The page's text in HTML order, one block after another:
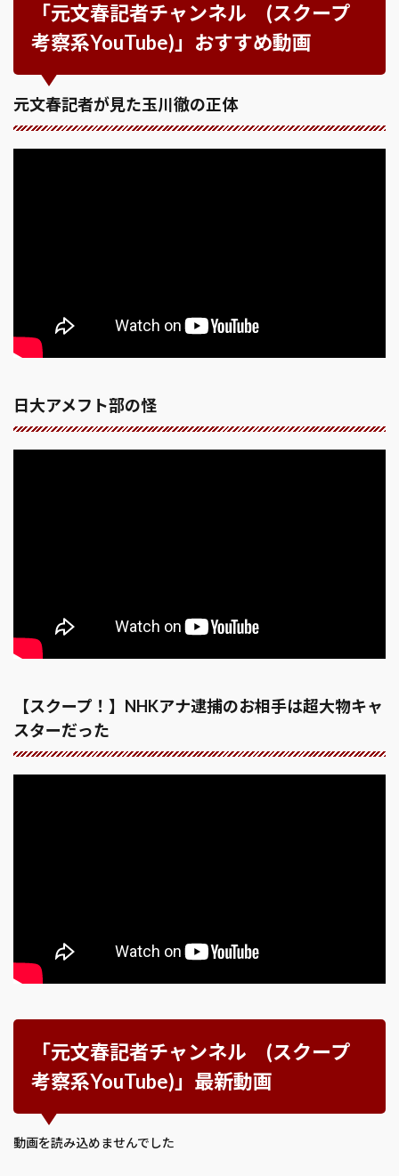
「元文春記者チャンネル (スクープ
考察系YouTube)」おすすめ動画
元文春記者が見た玉川徹の正体
日大アメフト部の怪
【スクープ！】NHKアナ逮捕のお相手は超大物キャ
スターだった
「元文春記者チャンネル (スクープ
考察系YouTube)」最新動画
動画を読み込めませんでした